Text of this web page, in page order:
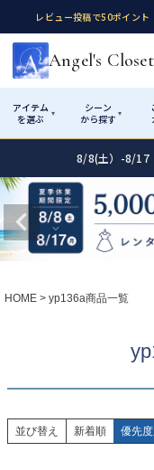
レビュー投稿で50ポイント
Angel's Closet
アイテム
を選ぶ
▾
シーン
から探す ▾
Shop by
カテゴリ詳細→
七五三着物
Shop by Occasion
性別
Recital & Concours
How It Works
Startはじめに
01
レンタル・販売の入口
03 Angel's Closetにつ
Visit Us8/8(土）-8/17
HOME yp136a商品一覧
並び替え 新着順 優先